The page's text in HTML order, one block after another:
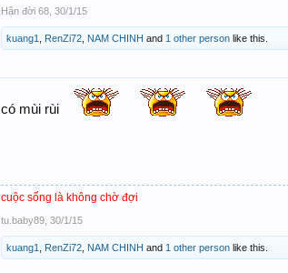
Hận đời 68 30/1/15
kuang1 RenZi72 NAM CHINH and 1 other person like this.
có mùi rùi
cuộc sống là không chờ đợi
tu.baby89 30/1/15
kuang1 RenZi72 NAM CHINH and 1 other person like this.